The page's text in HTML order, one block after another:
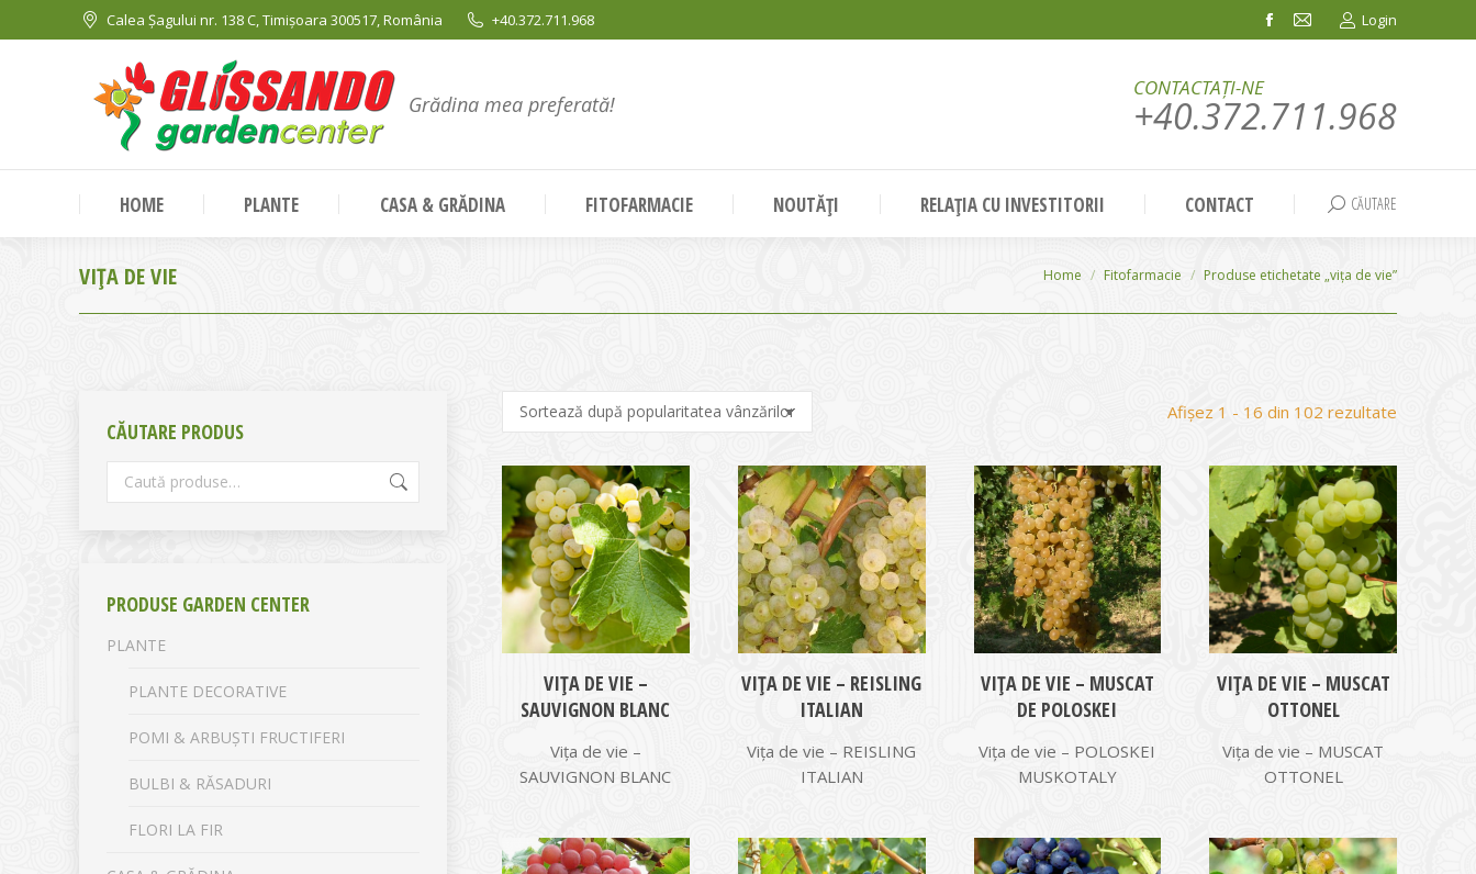
Calea Șagului nr. 138 C, Timișoara 300517, România +40.372.711.968
Facebook
in
window
Mail
in
window
Login
Grădina mea preferată!
CONTACTAȚI-NE
+40.372.711.968
HOME PLANTE CASA & GRĂDINA FITOFARMACIE NOUTĂȚI RELAȚIA CU INVESTITORII CONTACT Search:
CĂUTARE
VIȚA DE VIE You are here:
Home Fitofarmacie Produse etichetate „vița de vie”
Afișez 1 - 16 din 102 rezultate
evaluarea
VIŢA DE VIE –
SAUVIGNON BLANC
Vița de vie –
SAUVIGNON BLANC
VIŢA DE VIE – REISLING
ITALIAN
Vița de vie – REISLING
ITALIAN
VIŢA DE VIE – MUSCAT
DE POLOSKEI
Vița de vie – POLOSKEI
MUSKOTALY
VIŢA DE VIE – MUSCAT
OTTONEL
Vița de vie – MUSCAT
OTTONEL
CĂUTARE PRODUS
PRODUSE GARDEN CENTER
PLANTE
PLANTE DECORATIVE
POMI & ARBUȘTI FRUCTIFERI
BULBI & RĂSADURI
FLORI LA FIR